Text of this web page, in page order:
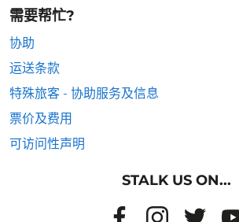
需要帮忙?
协助
运送条款
特殊旅客 - 协助服务及信息
票价及费用
可访问性声明
STALK US ON...